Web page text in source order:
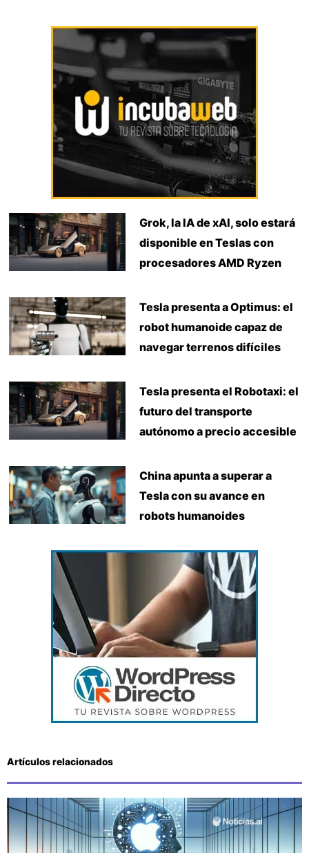
Grok, la IA de xAI, solo estará
disponible en Teslas con
procesadores AMD Ryzen
Tesla presenta a Optimus: el
robot humanoide capaz de
navegar terrenos difíciles
Tesla presenta el Robotaxi: el
futuro del transporte
autónomo a precio accesible
China apunta a superar a
Tesla con su avance en
robots humanoides
Artículos relacionados